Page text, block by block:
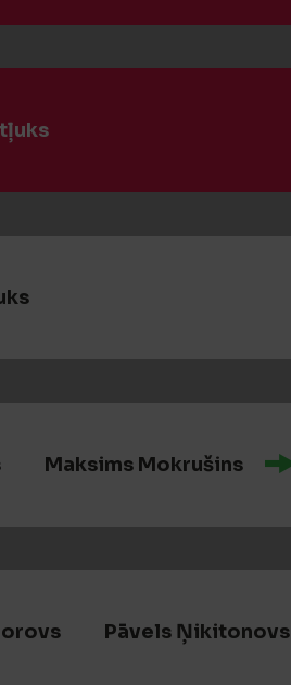
Maksims Mokrušins
Pāvels Ņikitonovs